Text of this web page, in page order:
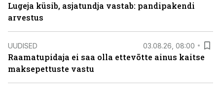
Lugeja küsib, asjatundja vastab: pandipakendi
arvestus
UUDISED 03.08.26, 08:00
Raamatupidaja ei saa olla ettevõtte ainus kaitse
maksepettuste vastu